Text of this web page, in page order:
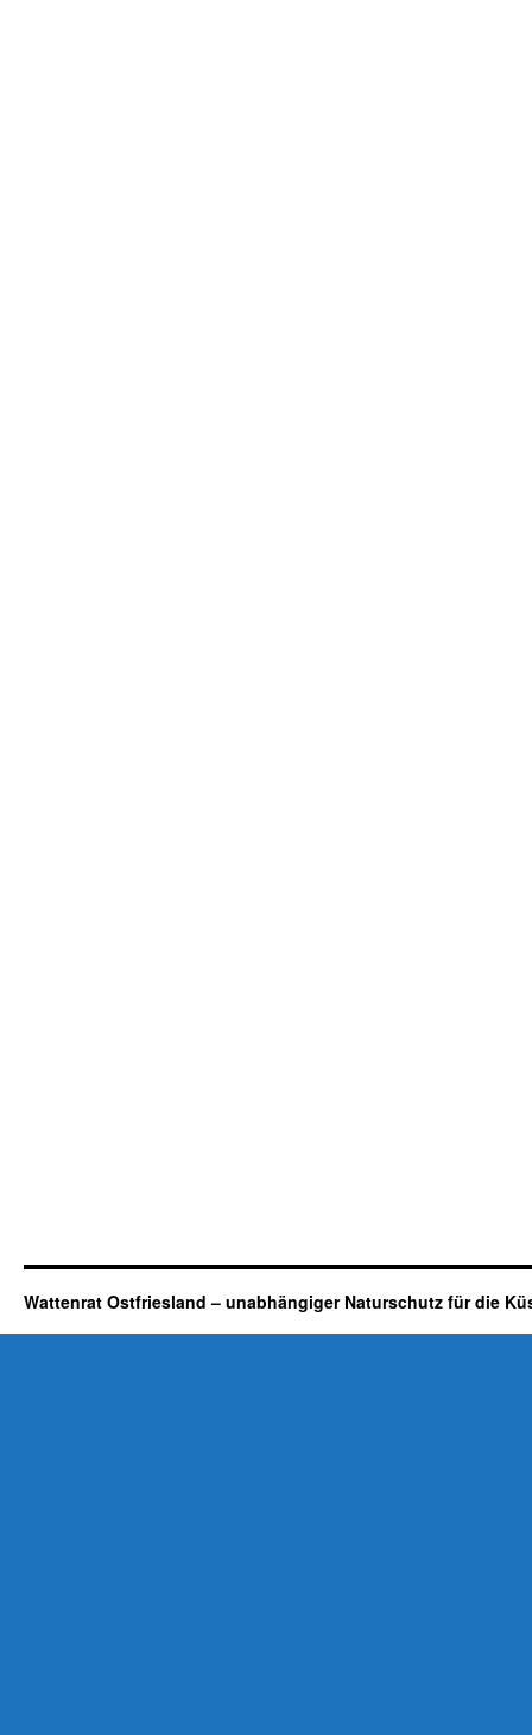
Wattenrat Ostfriesland – unabhängiger Naturschutz für die